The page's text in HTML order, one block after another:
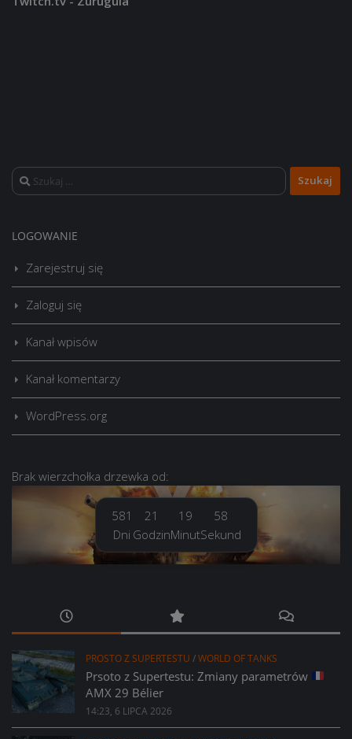
Twitch.tv - Zurugula
Szukaj:
LOGOWANIE
Zarejestruj się
Zaloguj się
Kanał wpisów
Kanał komentarzy
WordPress.org
Brak wierzchołka drzewka od:
581
Dni
21
Godzin
19
Minut
59
Sekund
PROSTO Z SUPERTESTU / WORLD OF TANKS
Prsoto z Supertestu: Zmiany parametrów
AMX 29 Bélier
14:23, 6 LIPCA 2026